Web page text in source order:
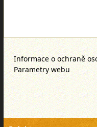
Informace o ochraně
Parametry webu